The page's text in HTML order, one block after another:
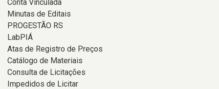
Conta Vinculada
Minutas de Editais
PROGESTÃO RS
LabPIÁ
Atas de Registro de Preços
Catálogo de Materiais
Consulta de Licitações
Impedidos de Licitar